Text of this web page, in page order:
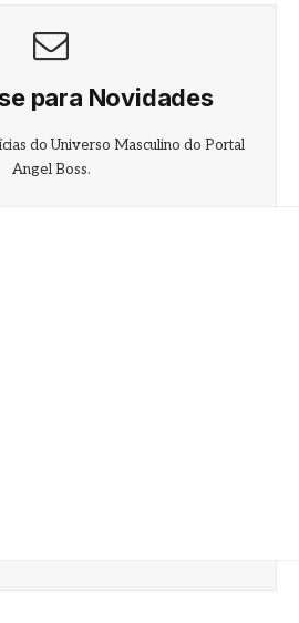
para Novidades
do Universo Masculino do Portal
Angel Boss.